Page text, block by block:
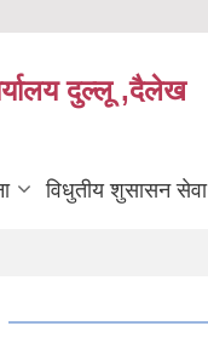
दुल्लू ,दैलेख
विधुतीय शुसासन सेवा